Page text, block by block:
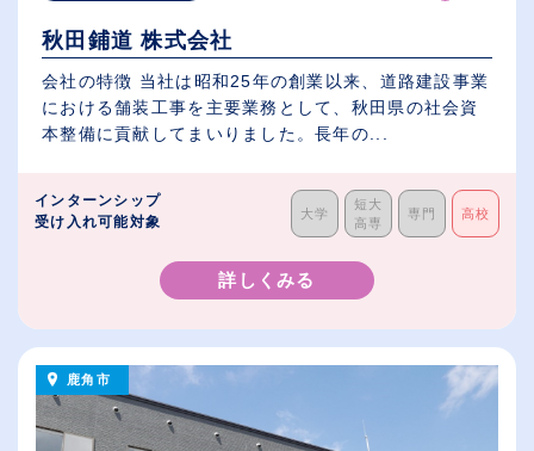
秋田鋪道 株式会社
会社の特徴 当社は昭和25年の創業以来、道路建設事業
における舗装工事を主要業務として、秋田県の社会資
本整備に貢献してまいりました。長年の...
インターンシップ
受け入れ可能対象
大学
短大
高専
専門 高校
詳しくみる
鹿角市